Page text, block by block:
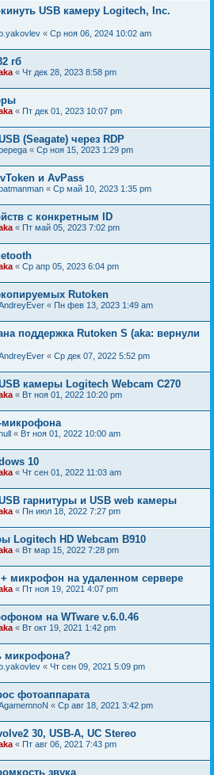
USB камеру Logitech, Inc.
« Ср ноя 06, 2024 10:02 am
гб
« Чт дек 28, 2023 8:58 pm
« Пт дек 01, 2023 10:07 pm
(Seagate) через RDP
« Ср ноя 15, 2023 1:29 pm
и AvPass
« Ср май 10, 2023 1:35 pm
с конкретным ID
« Пт май 05, 2023 7:02 pm
« Ср апр 05, 2023 6:04 pm
Rutoken
« Пн фев 13, 2023 1:49 am
поддержка Rutoken S (aka: вернули
« Ср дек 07, 2022 5:52 pm
камеры Logitech Webcam C270
« Вт ноя 01, 2022 10:20 pm
микрофона
« Вт ноя 01, 2022 10:00 am
10
« Чт сен 01, 2022 11:03 am
гарнитуры и USB web камеры
« Пн июл 18, 2022 7:27 pm
Logitech HD Webcam B910
« Вт мар 15, 2022 7:28 pm
+ микрофон на удаленном сервере
« Пт ноя 19, 2021 4:07 pm
на WTware v.6.0.46
« Вт окт 19, 2021 1:42 pm
микрофона?
« Чт сен 09, 2021 5:09 pm
фотоаппарата
« Ср авг 18, 2021 3:42 pm
30, USB-A, UC Stereo
« Пт авг 06, 2021 7:43 pm
звука